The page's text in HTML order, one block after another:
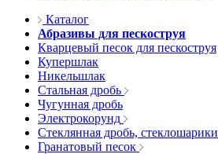
Каталог
Абразивы для пескоструя
Кварцевый песок для пескоструя
Купершлак
Никельшлак
Стальная дробь
Чугунная дробь
Электрокорунд
Стеклянная дробь, стеклошарики
Гранатовый песок